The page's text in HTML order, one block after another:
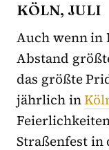
KÖLN, JULI
Auch wenn in
Abstand
das größte
jährlich in
Straßenfest